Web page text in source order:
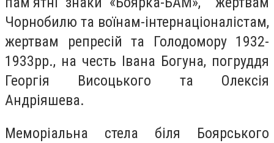
Чорнобилю та воїнам-інтернаціоналістам,
жертвам репресій та Голодомору 1932-
1933рр., на честь Івана Богуна, погруддя
Георгія Висоцького та Олексія
Андріяшева.
Меморіальна стела біля Боярського